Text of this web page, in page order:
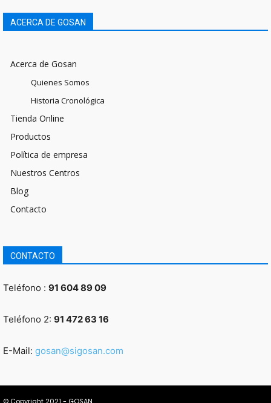
ACERCA DE GOSAN
Acerca de Gosan
Quienes Somos
Historia Cronológica
Tienda Online
Productos
Política de empresa
Nuestros Centros
Blog
Contacto
CONTACTO
Teléfono : 91 604 89 09
Teléfono 2: 91 472 63 16
E-Mail: gosan@sigosan.com